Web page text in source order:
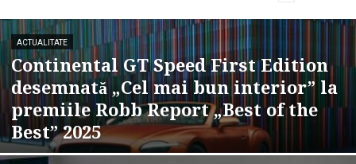
ACTUALITATE
Continental GT Speed First Edition
desemnată „Cel mai bun interior” la
premiile Robb Report „Best of the
Best” 2025